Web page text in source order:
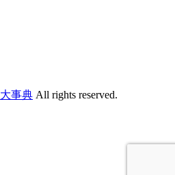
事典 All rights reserved.